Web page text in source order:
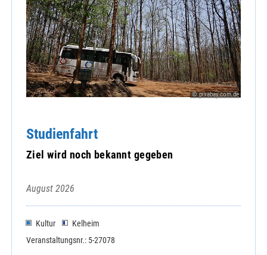
© pixabay.com.de
Studienfahrt
Ziel wird noch bekannt gegeben
August 2026
Kultur
Kelheim
Veranstaltungsnr.: 5-27078